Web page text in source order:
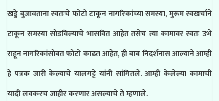
खड्डे बुजावताना स्वतःचे फोटो टाकून नागरिकांच्या समस्या, मुरूम स्वखर्चाने
टाकून समस्या सोडविल्याचे भासवित आहेत तसेच त्या कामावर स्वतः उभे
राहून नागरिकांसोबत फोटो काढत आहेत, ही बाब निदर्शनास आल्याने आम्ही
हे पत्रक जारी केल्याचे यालगट्टे यांनी सांगितले. आम्ही केलेल्या कामाची
यादी लवकरच जाहीर करणार असल्याचे ते म्हणाले.